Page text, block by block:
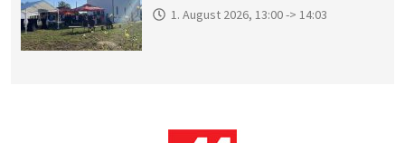
1. August 2026, 13:00 -> 14:03